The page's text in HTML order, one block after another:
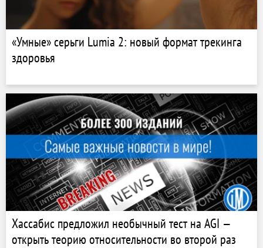
«Умные» серьги Lumia 2: новый формат трекинга
здоровья
Хассабис предложил необычный тест на AGI —
открыть теорию относительности во второй раз